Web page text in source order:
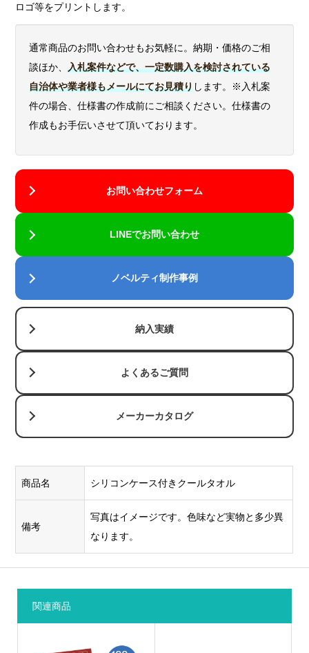
ロゴ等をプリントします。
通常商品のお問い合わせもお気軽に。納期・価格のご相
談ほか、入札案件などで、一定数購入を検討されている
自治体や業者様もメールにてお見積りします。※入札案
件の場合、仕様書の作成前にご相談ください。仕様書の
作成もお手伝いさせて頂いております。
お問い合わせフォーム
LINEでお問い合わせ
ノベルティ制作事例
納入実績
よくあるご質問
メーカーカタログ
商品名 シリコンケース付きクールタオル
備考
写真はイメージです。色味など実物と多少異
なります。
関連商品